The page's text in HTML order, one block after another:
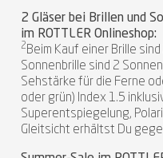
2 Gläser bei Brillen und
im ROTTLER Onlineshop:
2 Beim Kauf einer Brille
Sonnenbrille sind 2
Sehstärke für die Ferne
oder grün) Index 1.5
Superentspiegelung,
Gleitsicht erhältst Du